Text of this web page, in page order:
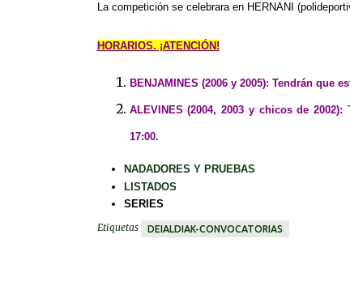
La competición se celebrara en HERNANI
HORARIOS. ¡ATENCIÓN!
BENJAMINES (2006 y 2005): Tendrán que
ALEVINES (2004, 2003 y chicos de
17:00.
NADADORES Y PRUEBAS
LISTADOS
SERIES
Etiquetas
DEIALDIAK-CONVOCATORIAS